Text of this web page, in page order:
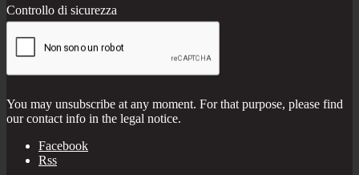
Controllo di sicurezza
You may unsubscribe at any moment. For that purpose, please find
our contact info in the legal notice.
Facebook
Rss